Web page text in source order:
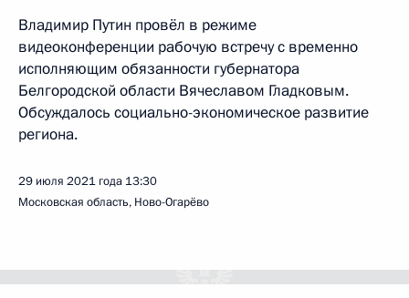
Владимир Путин провёл в режиме
видеоконференции рабочую встречу с временно
исполняющим обязанности губернатора
Белгородской области Вячеславом Гладковым.
Обсуждалось социально-экономическое развитие
региона.
29 июля 2021 года 13:30
Московская область, Ново-Огарёво